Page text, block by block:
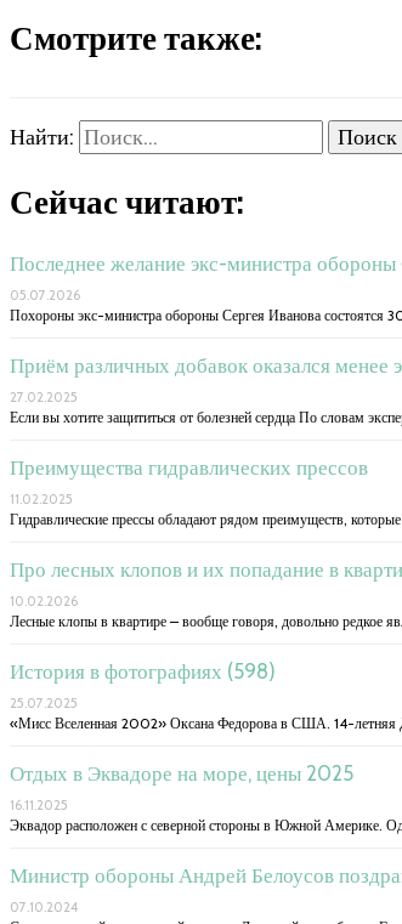
Смотрите также:
Найти:
Сейчас читают:
Последнее желание экс-министра
05.07.2026
Похороны экс-министра обороны Сергея Иванова
Приём различных добавок оказался
27.02.2025
Если вы хотите защититься от болезней сердца По словам
Преимущества гидравлических прессов
11.02.2025
Гидравлические прессы обладают рядом преимуществ,
Про лесных клопов и их попадание в
10.02.2026
Лесные клопы в квартире – вообще говоря, довольно редкое
История в фотографиях (598)
25.07.2025
«Мисс Вселенная 2002» Оксана Федорова в США. 14-летняя
Отдых в Эквадоре на море, цены 2025
16.11.2025
Эквадор расположен с северной стороны в Южной Америке.
Министр обороны Андрей Белоусов
07.10.2024